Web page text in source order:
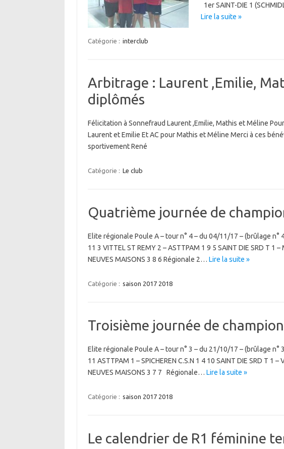
1er SAINT-DIE 1
Lire la suite »
Catégorie : interclub
Arbitrage : Laurent ,Emilie,
diplômés
Félicitation à Sonnefraud Laurent ,Emilie, Mathis et Méline
Laurent et Emilie Et AC pour Mathis et Méline Merci à ces
sportivement René
Catégorie : Le club
Quatrième journée de
Elite régionale Poule A – tour n° 4 – du 04/11/17 – (brûlage n° 4)
11 3 VITTEL ST REMY 2 – ASTTPAM 1 9 5 SAINT DIE SRD T 1
NEUVES MAISONS 3 8 6 Régionale 2… Lire la suite »
Catégorie : saison 2017 2018
Troisième journée de
Elite régionale Poule A – tour n° 3 – du 21/10/17 – (brûlage n° 3)
11 ASTTPAM 1 – SPICHEREN C.S.N 1 4 10 SAINT DIE SRD T 1
NEUVES MAISONS 3 7 7 Régionale… Lire la suite »
Catégorie : saison 2017 2018
Le calendrier de R1 féminine